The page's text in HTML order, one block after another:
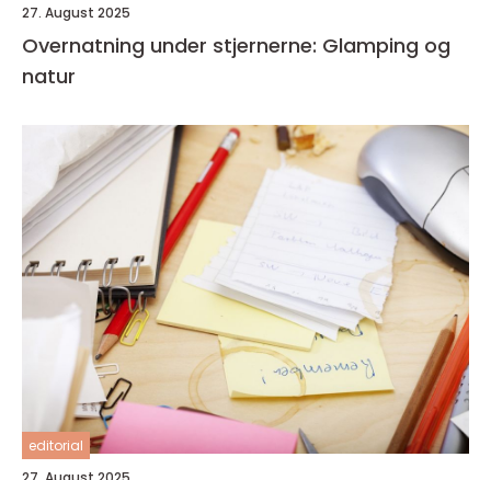
27. August 2025
Overnatning under stjernerne: Glamping og
natur
editorial